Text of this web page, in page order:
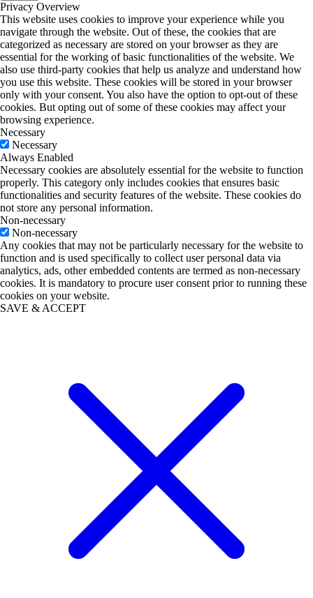
Privacy Overview
This website uses cookies to improve your experience while you
navigate through the website. Out of these, the cookies that are
categorized as necessary are stored on your browser as they are
essential for the working of basic functionalities of the website. We
also use third-party cookies that help us analyze and understand how
you use this website. These cookies will be stored in your browser
only with your consent. You also have the option to opt-out of these
cookies. But opting out of some of these cookies may affect your
browsing experience.
Necessary
Necessary
Always Enabled
Necessary cookies are absolutely essential for the website to function
properly. This category only includes cookies that ensures basic
functionalities and security features of the website. These cookies do
not store any personal information.
Non-necessary
Non-necessary
Any cookies that may not be particularly necessary for the website to
function and is used specifically to collect user personal data via
analytics, ads, other embedded contents are termed as non-necessary
cookies. It is mandatory to procure user consent prior to running these
cookies on your website.
SAVE & ACCEPT